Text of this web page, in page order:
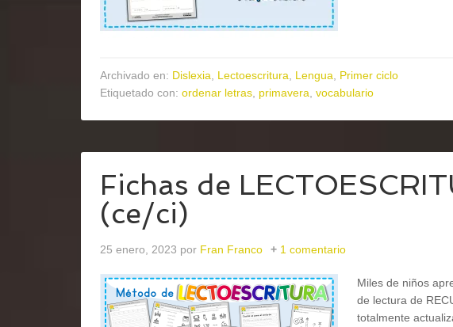
Archivado en: Dislexia Lectoescritura Lengua
Primer ciclo
Etiquetado con: ordenar letras primavera vocabulario
Fichas de
(ce/ci)
25 enero, 2023 por Fran Franco 1 comentario
Miles de niños
de lectura de
totalmente